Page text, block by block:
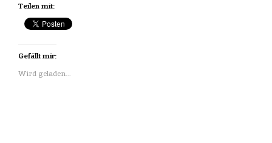
Teilen mit:
Gefällt mir:
Wird geladen...